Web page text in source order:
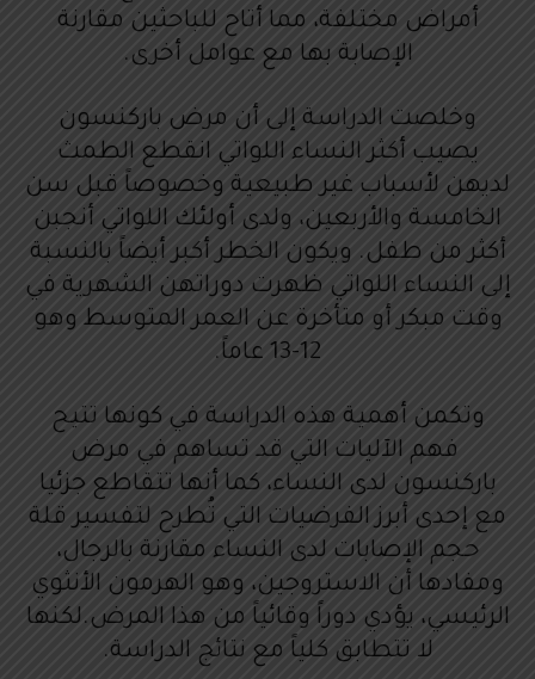
أمراض مختلفة، مما أتاح للباحثين مقارنة
الإصابة بها مع عوامل أخرى.
وخلصت الدراسة إلى أن مرض باركنسون
يصيب أكثر النساء اللواتي انقطع الطمث
لديهن لأسباب غير طبيعية وخصوصاً قبل سن
الخامسة والأربعين، ولدى أولئك اللواتي أنجبن
أكثر من طفل. ويكون الخطر أكبر أيضاً بالنسبة
إلى النساء اللواتي ظهرت دوراتهن الشهرية في
وقت مبكر أو متأخرة عن العمر المتوسط وهو
12-13 عاماً.
وتكمن أهمية هذه الدراسة في كونها تتيح
فهم الآليات التي قد تساهم في مرض
باركنسون لدى النساء، كما أنها تتقاطع جزئيا
مع إحدى أبرز الفرضيات التي تُطرح لتفسير قلة
حجم الإصابات لدى النساء مقارنة بالرجال،
ومفادها أن الاستروجين، وهو الهرمون الأنثوي
الرئيسي، يؤدي دوراً وقائياً من هذا المرض.لكنها
لا تتطابق كلياً مع نتائج الدراسة.